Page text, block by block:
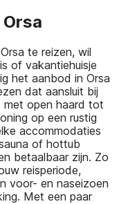
te reizen, wil
of vakantiehuisje
het aanbod in Orsa
dat aansluit bij
met open haard tot
op een rustig
accommodaties
of hottub
betaalbaar zijn. Zo
reisperiode,
voor- en naseizoen
Met een paar